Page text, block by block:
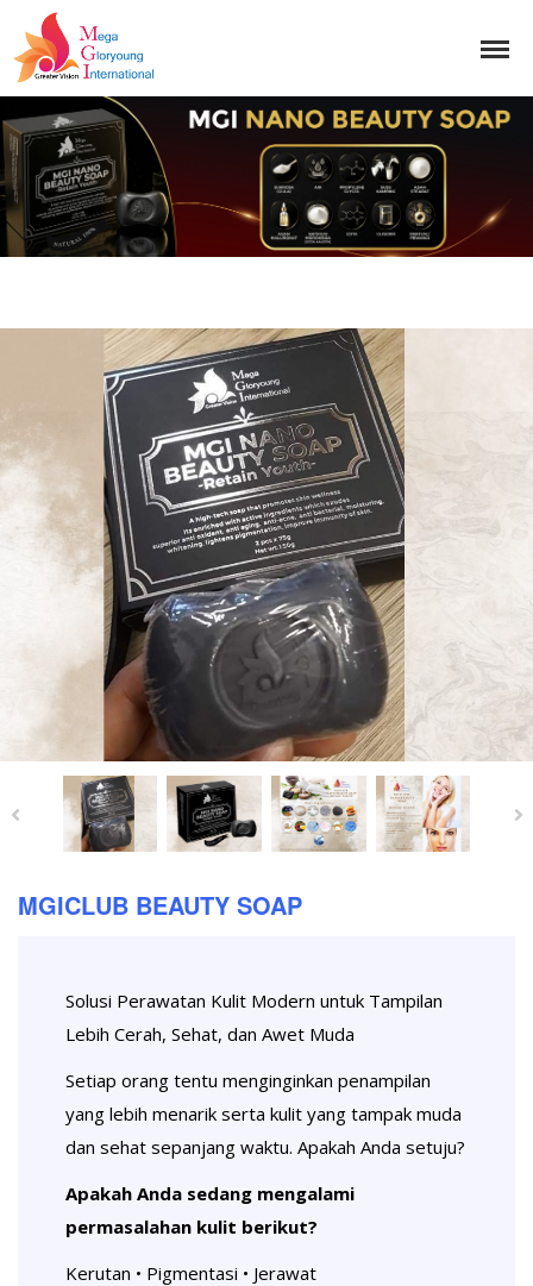
MGICLUB BEAUTY SOAP
Solusi Perawatan Kulit Modern untuk Tampilan
Lebih Cerah, Sehat, dan Awet Muda
Setiap orang tentu menginginkan penampilan
yang lebih menarik serta kulit yang tampak muda
dan sehat sepanjang waktu. Apakah Anda setuju?
Apakah Anda sedang mengalami
permasalahan kulit berikut?
Kerutan • Pigmentasi • Jerawat